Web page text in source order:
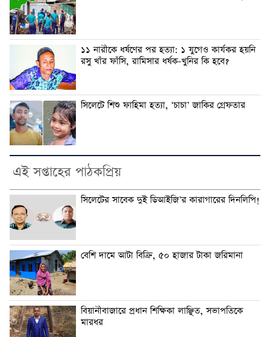
১১ নারীকে ধর্ষণের পর হত্যা: ১ যুগেও কার্যকর হয়নি
রসু খাঁর ফাঁসি, রামিসার ধর্ষক-খুনির কি হবে?
সিলেটে শিশু ফাহিমা হত্যা, ‘চাচা’ জাকির গ্রেফতার
এই সপ্তাহের পাঠকপ্রিয়
সিলেটের সাবেক দুই ডিআইজি’র কারাগারের দিনলিপি!
বেশি দামে আটা বিক্রি, ৫০ হাজার টাকা জরিমানা
বিয়ানীবাজারে প্রধান শিক্ষিকা লাঞ্ছিত, সভাপতিকে
মারধর